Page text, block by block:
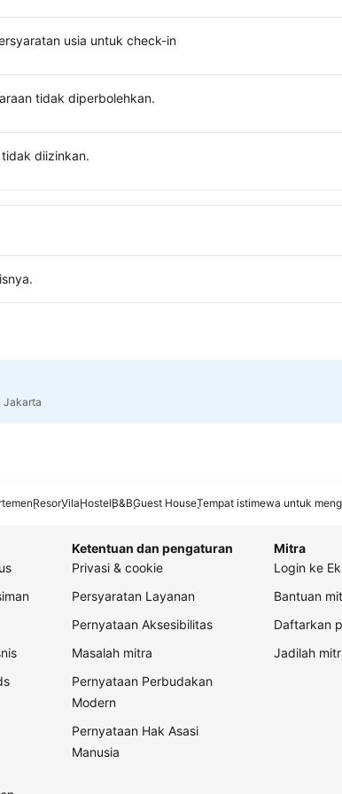
usia untuk check-in
tidak diperbolehkan.
diizinkan.
Jakarta
ResorVilaHostelB&BGuest HouseTempat istimewa untuk
Ketentuan dan pengaturan
Privasi & cookie
Persyaratan Layanan
Pernyataan Aksesibilitas
Masalah mitra
Pernyataan Perbudakan
Modern
Pernyataan Hak Asasi
Manusia
Mitra
Login ke
Bantuan
Daftarkan
Jadilah